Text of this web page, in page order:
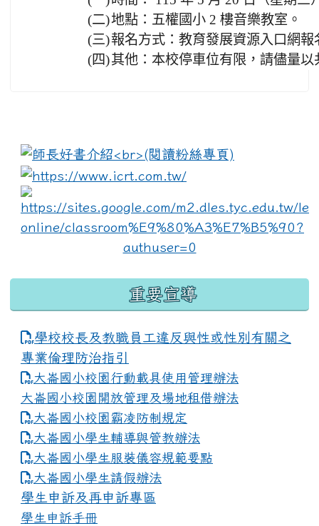
(二)地點：五權國小 2 樓音樂教室。
(三)報名方式：教育發展資源入口網
(四)其他：本校停車位有限，請儘量以
link to https://
重要宣導
學校校長及教職員工違反與性或性別有關之
專業倫理防治指引
大崙國小校園行動載具使用管理辦法
大崙國小校園開放管理及場地租借辦法
大崙國小校園霸凌防制規定
大崙國小學生輔導與管教辦法
大崙國小學生服裝儀容規範要點
link to https://www.dles.tyc.edu.tw/uploads/
大崙國小學生請假辦法
學生申訴及再申訴專區
學生申訴手冊